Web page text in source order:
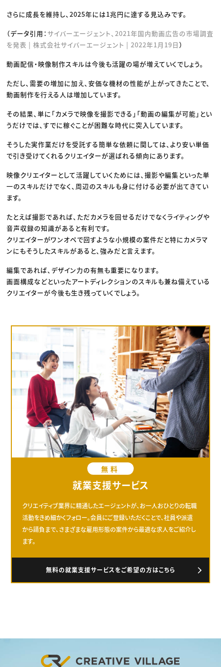
さらに成長を維持し、2025年には1兆円に達する見込みです。
（データ引用： サイバーエージェント、2021年国内動画広告の市場調査
を発表 | 株式会社サイバーエージェント | 2022年1月19日）
動画配信・映像制作スキルは今後も活躍の場が増えていくでしょう。
ただし、需要の増加に加え、安価な機材の性能が上がってきたことで、
動画制作を行える人は増加しています。
その結果、単に「カメラで映像を撮影できる」「動画の編集が可能」とい
うだけでは、すでに稼ぐことが困難な時代に突入しています。
そうした実作業だけを受託する簡単な依頼に関しては、より安い単価
で引き受けてくれるクリエイターが選ばれる傾向にあります。
映像クリエイターとして活躍していくためには、撮影や編集といった単
一のスキルだけでなく、周辺のスキルも身に付ける必要が出てきてい
ます。
たとえば撮影であれば、ただカメラを回せるだけでなくライティングや
音声収録の知識があると有利です。
クリエイターがワンオペで回すような小規模の案件だと特にカメラマ
ンにもそうしたスキルがあると、強みだと言えます。
編集であれば、デザイン力の有無も重要になります。
画面構成などといったアートディレクションのスキルも兼ね備えている
クリエイターが今後も生き残っていくでしょう。
無料
就業支援サービス
クリエイティブ業界に精通したエージェントが、お一人おひとりの転職
活動をきめ細かくフォロー。会員にご登録いただくことで、社員や派遣
から請負まで、さまざまな雇用形態の案件から最適な求人をご紹介し
ます。
無料の就業支援サービスをご希望の方はこちら